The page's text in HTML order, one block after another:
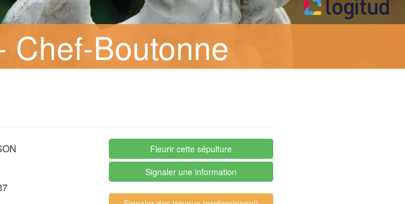
Chef-Boutonne
Fleurir cette sépulture
Signaler une information